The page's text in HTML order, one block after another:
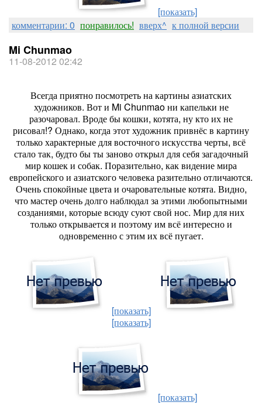
[показать]
комментарии: 0 понравилось! вверх^ к полной версии
Mi Chunmao
11-08-2012 02:42
Всегда приятно посмотреть на картины азиатских
художников. Вот и Mi Chunmao ни капельки не
разочаровал. Вроде бы кошки, котята, ну кто их не
рисовал!? Однако, когда этот художник привнёс в картину
только характерные для восточного искусства черты, всё
стало так, будто бы ты заново открыл для себя загадочный
мир кошек и собак. Поразительно, как видение мира
европейского и азиатского человека разительно отличаются.
Очень спокойные цвета и очаровательные котята. Видно,
что мастер очень долго наблюдал за этими любопытными
созданиями, которые всюду суют свой нос. Мир для них
только открывается и поэтому им всё интересно и
одновременно с этим их всё пугает.
[показать]
[показать]
[показать]